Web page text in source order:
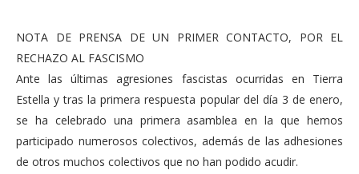
NOTA DE PRENSA DE UN PRIMER CONTACTO, POR EL
RECHAZO AL FASCISMO
Ante las últimas agresiones fascistas ocurridas en Tierra
Estella y tras la primera respuesta popular del día 3 de enero,
se ha celebrado una primera asamblea en la que hemos
participado numerosos colectivos, además de las adhesiones
de otros muchos colectivos que no han podido acudir.